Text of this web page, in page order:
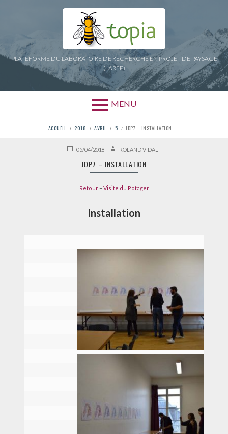
PLATEFORME DU LABORATOIRE DE RECHERCHE EN PROJET DE PAYSAGE
(LAREP)
MENU
D'ARIANE
ACCUEIL 2018 AVRIL 5 JDP7 – INSTALLATION
PUBLIÉ05/04/2018 AUTEURROLAND VIDAL
JDP7 – INSTALLATION
Retour– Visite du Potager
Installation